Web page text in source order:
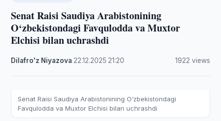
Senat Raisi Saudiya Arabistonining
O‘zbekistondagi Favqulodda va Muxtor
Elchisi bilan uchrashdi
Dilafro'z Niyazova 22.12.2025 21:20 1922 views
Senat Raisi Saudiya Arabistonining O‘zbekistondagi
Favqulodda va Muxtor Elchisi bilan uchrashdi